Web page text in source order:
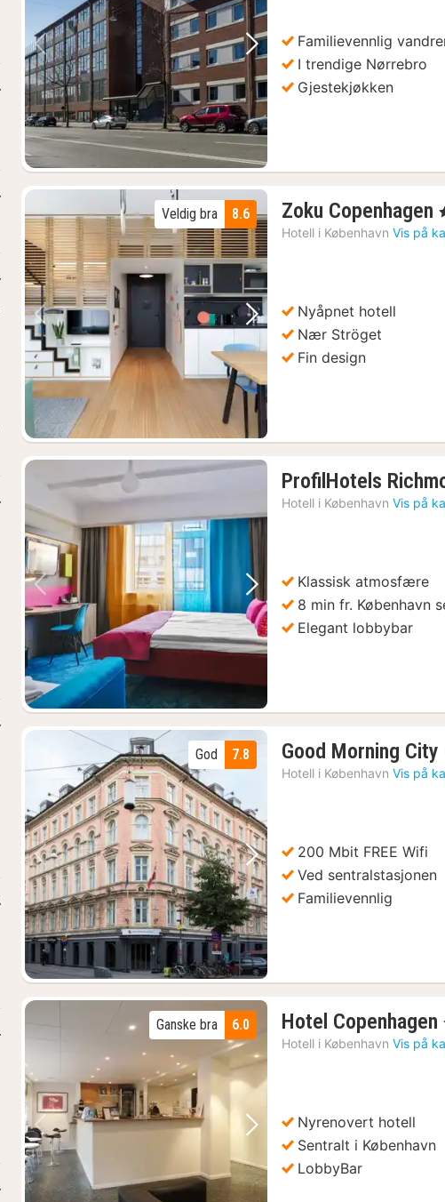
Forrige bilde Neste bilde
Familievennlig
I trendige Nørrebro
Gjestekjøkken
Forrige bilde Neste bilde
8.6
Veldig bra Zoku Copenhagen ,
Hotell i København Vis på
Nyåpnet hotell
Nær Ströget
Fin design
Forrige bilde Neste bilde
ProfilHotels
Hotell i København Vis på
Klassisk atmosfære
8 min fr. København
Elegant lobbybar
Forrige bilde Neste bilde
7.8
God Good Morning
Hotell i København Vis på
200 Mbit FREE Wifi
Ved sentralstasjonen
Familievennlig
Forrige bilde Neste bilde
6.0
Ganske bra Hotel Copenhagen
Hotell i København Vis på
Nyrenovert hotell
Sentralt i København
LobbyBar
(23)
København: Hard Rock Cafe med fast meny til lunsj eller middag(15)
København: IKONO Immersive Experience inngangsbillett(15)
København: Guidet tur med byens høydepunkter(15)
København: Smaksprøvetur med det beste av dansk bakverk
(15)